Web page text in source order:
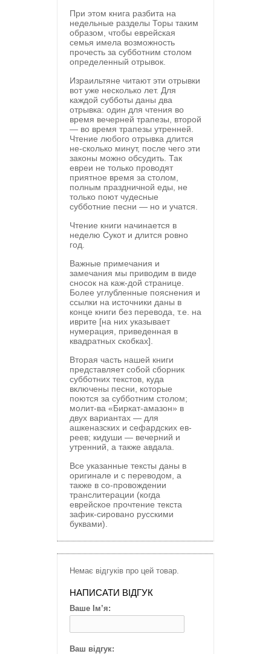
При этом книга разбита на
недельные разделы Торы таким
образом, чтобы еврейская
семья имела возможность
прочесть за субботним столом
определенный отрывок.
Израильтяне читают эти отрывки
вот уже несколько лет. Для
каждой субботы даны два
отрывка: один для чтения во
время вечерней трапезы, второй
— во время трапезы утренней.
Чтение любого отрывка длится
не-сколько минут, после чего эти
законы можно обсудить. Так
евреи не только проводят
приятное время за столом,
полным праздничной еды, не
только поют чудесные
субботние песни — но и учатся.
Чтение книги начинается в
неделю Сукот и длится ровно
год.
Важные примечания и
замечания мы приводим в виде
сносок на каж-дой странице.
Более углубленные пояснения и
ссылки на источники даны в
конце книги без перевода, т.е. на
иврите [на них указывает
нумерация, приведенная в
квадратных скобках].
Вторая часть нашей книги
представляет собой сборник
субботних текстов, куда
включены песни, которые
поются за субботним столом;
молит-ва «Биркат-амазон» в
двух вариантах — для
ашкеназских и сефардских ев-
реев; кидуши — вечерний и
утренний, а также авдала.
Все указанные тексты даны в
оригинале и с переводом, а
также в со-провождении
транслитерации (когда
еврейское прочтение текста
зафик-сировано русскими
буквами).
Немає відгуків про цей товар.
НАПИСАТИ ВІДГУК
Ваше Ім’я:
Ваш відгук: